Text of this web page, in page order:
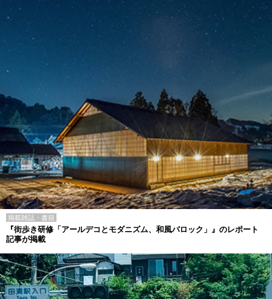
掲載雑誌・書籍
『街歩き研修「アールデコとモダニズム、和風バロック」』のレポート
記事が掲載